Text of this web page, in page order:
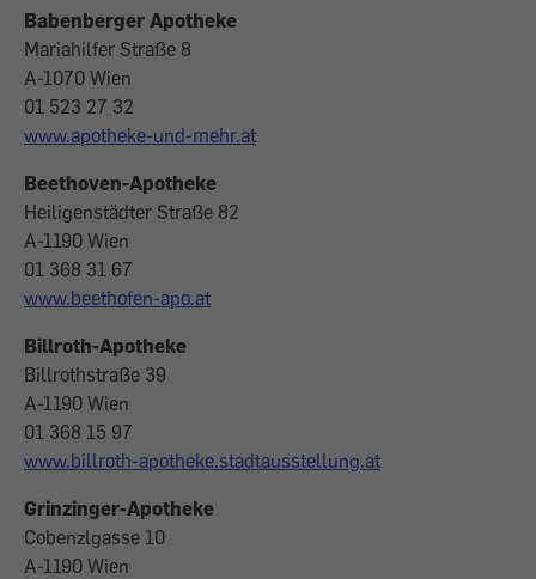
Babenberger Apotheke
Mariahilfer Straße 8
A-1070 Wien
01 523 27 32
www.apotheke-und-mehr.at
Beethoven-Apotheke
Heiligenstädter Straße 82
A-1190 Wien
01 368 31 67
www.beethofen-apo.at
Billroth-Apotheke
Billrothstraße 39
A-1190 Wien
01 368 15 97
www.billroth-apotheke.stadtausstellung.at
Grinzinger-Apotheke
Cobenzlgasse 10
A-1190 Wien